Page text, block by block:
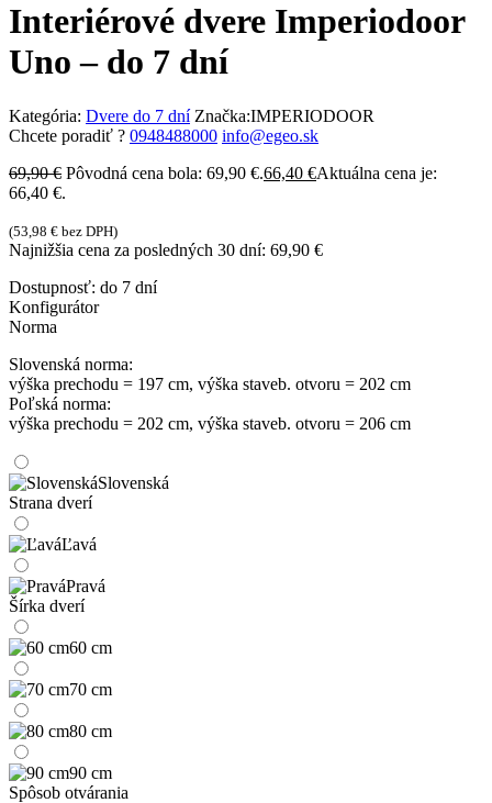
Interiérové dvere Imperiodoor
Uno – do 7 dní
Kategória: Dvere do 7 dní Značka:IMPERIODOOR
Chcete poradiť ? 0948488000 info@egeo.sk
69,90€ Pôvodná cena bola: 69,90 €.66,40 €Aktuálna cena je:
66,40 €.
(53,98 € bez DPH)
Najnižšia cena za posledných 30 dní: 69,90 €
Dostupnosť: do 7 dní
Konfigurátor
Norma
Slovenská norma:
výška prechodu = 197 cm, výška staveb. otvoru = 202 cm
Poľská norma:
výška prechodu = 202 cm, výška staveb. otvoru = 206 cm
Slovenská
Strana dverí
Ľavá
Pravá
Šírka dverí
60 cm
70 cm
80 cm
90 cm
Spôsob otvárania